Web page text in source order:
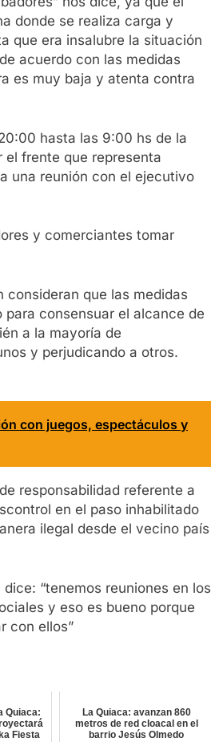
donde se realiza carga y
que era insalubre la situación
acuerdo con las medidas
es muy baja y atenta contra
hasta las 9:00 hs de la
frente que representa
una reunión con el ejecutivo
y comerciantes tomar
que las medidas
consensuar el alcance de
a la mayoría de
y perjudicando a otros.
con juegos, espectáculos y
responsabilidad referente a
en el paso inhabilitado
ilegal desde el vecino país
“tenemos reuniones en los
y eso es bueno porque
con ellos”
Quiaca:
Fiesta
La Quiaca: avanzan 860
metros de red cloacal en el
barrio Jesús Olmedo